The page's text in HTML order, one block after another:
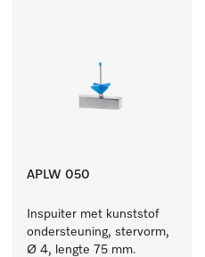
APLW 050
Inspuiter met kunststof
ondersteuning, stervorm,
Ø 4, lengte 75 mm.